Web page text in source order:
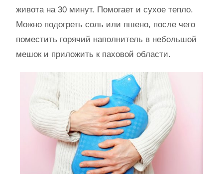
живота на 30 минут. Помогает и сухое тепло.
Можно подогреть соль или пшено, после чего
поместить горячий наполнитель в небольшой
мешок и приложить к паховой области.